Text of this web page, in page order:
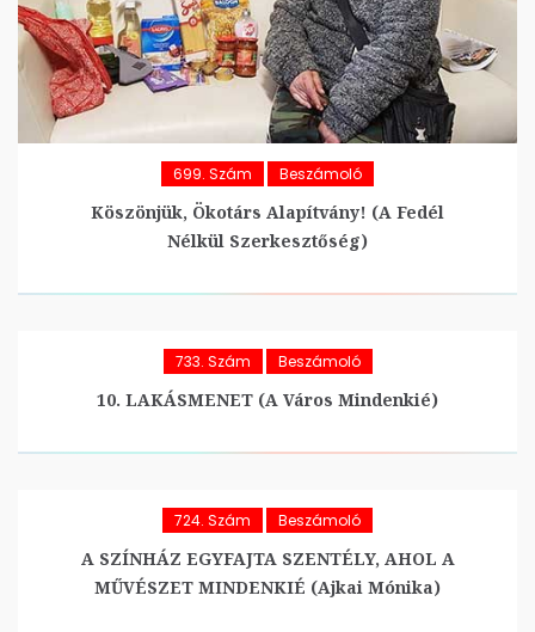
699. Szám Beszámoló
Köszönjük, Ökotárs Alapítvány! (A Fedél
Nélkül Szerkesztőség)
733. Szám Beszámoló
10. LAKÁSMENET (A Város Mindenkié)
724. Szám Beszámoló
A SZÍNHÁZ EGYFAJTA SZENTÉLY, AHOL A
MŰVÉSZET MINDENKIÉ (Ajkai Mónika)